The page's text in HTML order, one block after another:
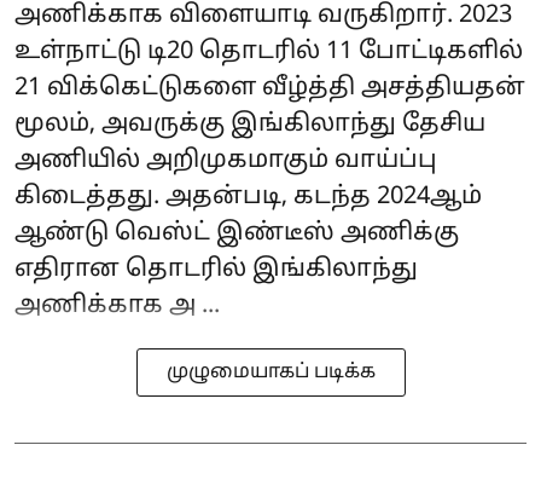
அணிக்காக விளையாடி வருகிறார். 2023
உள்நாட்டு டி20 தொடரில் 11 போட்டிகளில்
21 விக்கெட்டுகளை வீழ்த்தி அசத்தியதன்
மூலம், அவருக்கு இங்கிலாந்து தேசிய
அணியில் அறிமுகமாகும் வாய்ப்பு
கிடைத்தது. அதன்படி, கடந்த 2024ஆம்
ஆண்டு வெஸ்ட் இண்டீஸ் அணிக்கு
எதிரான தொடரில் இங்கிலாந்து
அணிக்காக அ ...
முழுமையாகப் படிக்க